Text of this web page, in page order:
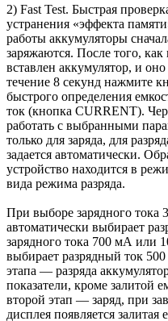
2) Fast Test. Быстрая
устранения «эффекта
работы аккумуляторы
заряжаются. После того,
вставлен аккумулятор, и
течение 8 секунд нажмите
быстрого определения
ток (кнопка CURRENT).
работать с выбранными
только для заряда, для
задается автоматически.
устройство находится в
вида режима разряда.
При выборе зарядного
автоматически выбирает
зарядного тока 700 мА или
выбирает разрядный ток
этапа — разряда
показатели, кроме залитой
второй этап — заряд, при
дисплея появляется залитая